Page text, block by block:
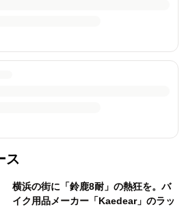
ス
横浜の街に「鈴鹿8耐」の熱狂を。バ
イク用品メーカー「Kaedear」のラッ